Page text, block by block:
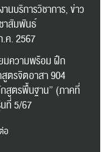
านบริการวิชาการ, ข่าว
าสัมพันธ์
.ค. 2567
มความพร้อม ฝึก
ตรจิตอาสา 904
สูตรพื้นฐาน” (ภาคที่
ที่ 5/67
อ